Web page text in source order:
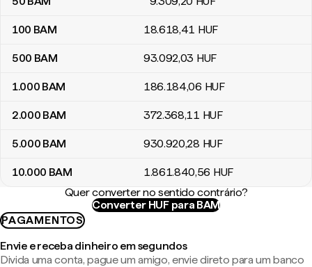
100 BAM 18.618,41 HUF
500 BAM 93.092,03 HUF
1.000 BAM 186.184,06 HUF
2.000 BAM 372.368,11 HUF
5.000 BAM 930.920,28 HUF
10.000 BAM 1.861.840,56 HUF
Quer converter no sentido contrário?
Converter HUF para BAM
PAGAMENTOS
Envie e receba dinheiro em segundos
Divida uma conta, pague um amigo, envie direto para um banco